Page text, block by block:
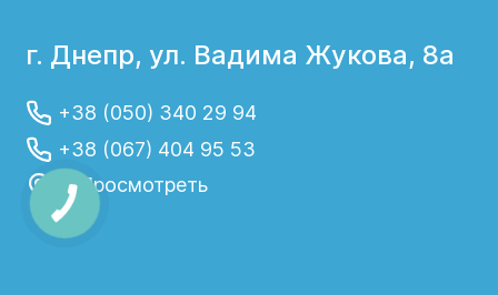
г. Днепр, ул. Вадима Жукова, 8а
+38 (050) 340 29 94
+38 (067) 404 95 53
Просмотреть